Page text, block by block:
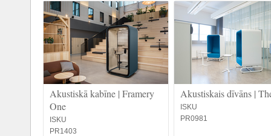
Akustiskā kabīne | Framery
One
ISKU
PR1403
Akustiskais dīvāns |
ISKU
PR0981